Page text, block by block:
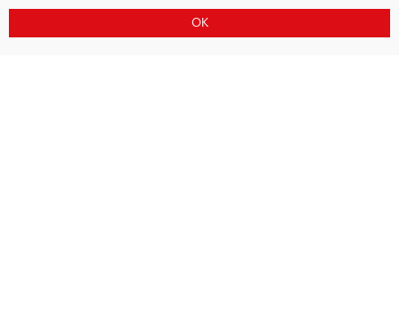
OK